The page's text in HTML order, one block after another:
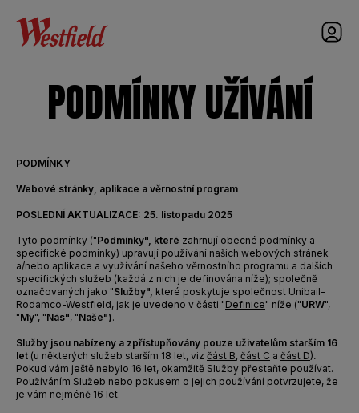
PODMÍNKY UŽÍVÁNÍ
PODMÍNKY
Webové stránky, aplikace a věrnostní program
POSLEDNÍ AKTUALIZACE: 25. listopadu 2025
Tyto podmínky ("Podmínky", které zahrnují obecné podmínky a
specifické podmínky) upravují používání našich webových stránek
a/nebo aplikace a využívání našeho věrnostního programu a dalších
specifických služeb (každá z nich je definována níže); společně
označovaných jako "Služby", které poskytuje společnost Unibail-
Rodamco-Westfield, jak je uvedeno v části "Definice" níže ("URW",
"My", "Nás", "Naše").
Služby jsou nabízeny a zpřístupňovány pouze uživatelům starším 16
let (u některých služeb starším 18 let, viz část B, část C a část D).
Pokud vám ještě nebylo 16 let, okamžitě Služby přestaňte používat.
Používáním Služeb nebo pokusem o jejich používání potvrzujete, že
je vám nejméně 16 let.